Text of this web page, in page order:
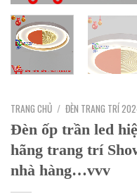
TRANG CHỦ / ĐÈN TRANG TRÍ
Đèn ốp trần led
hãng trang trí
nhà hàng…vvv